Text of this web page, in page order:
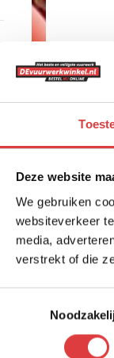
Deze website
We gebruiken
websiteverkeer
media,
verstrekt of die
art.nr: 1699 -
2,99